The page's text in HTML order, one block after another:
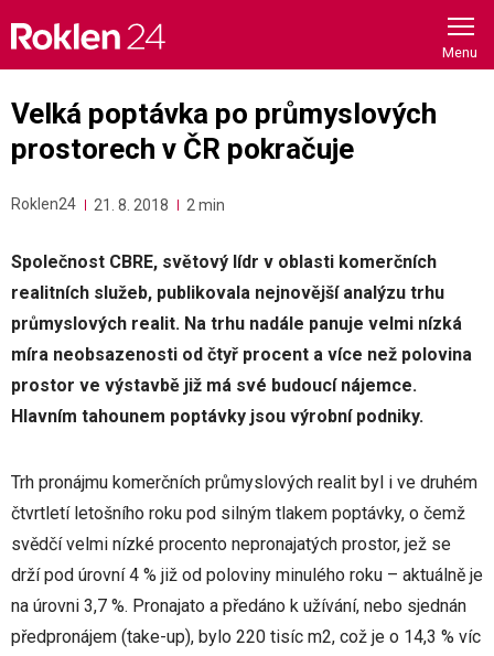
content
Velká poptávka po průmyslových
prostorech v ČR pokračuje
Roklen24 21. 8. 2018 2 min
Společnost CBRE, světový lídr v oblasti komerčních
realitních služeb, publikovala nejnovější analýzu trhu
průmyslových realit. Na trhu nadále panuje velmi nízká
míra neobsazenosti od čtyř procent a více než polovina
prostor ve výstavbě již má své budoucí nájemce.
Hlavním tahounem poptávky jsou výrobní podniky.
Trh pronájmu komerčních průmyslových realit byl i ve druhém
čtvrtletí letošního roku pod silným tlakem poptávky, o čemž
svědčí velmi nízké procento nepronajatých prostor, jež se
drží pod úrovní 4 % již od poloviny minulého roku – aktuálně je
na úrovni 3,7 %. Pronajato a předáno k užívání, nebo sjednán
předpronájem (take-up), bylo 220 tisíc m2, což je o 14,3 % víc